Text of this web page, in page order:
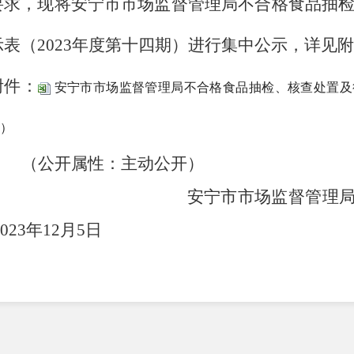
求，现将安宁市市场监督管理局不合格食品抽
（2023年度第十四期）进行集中公示，详见
件： 安宁市市场监督管理局不合格食品抽检、核查处置
（公开属性：主动公开）
安宁市市场
年12月5日